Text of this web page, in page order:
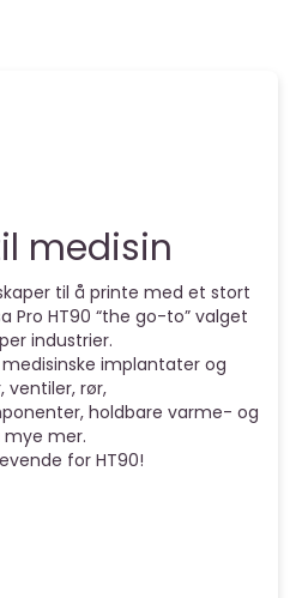
medisin
til å printe med et stort
Pro HT90 “the go-to” valget
industrier.
implantater og
ventiler, rør,
holdbare varme- og
mer.
for HT90!